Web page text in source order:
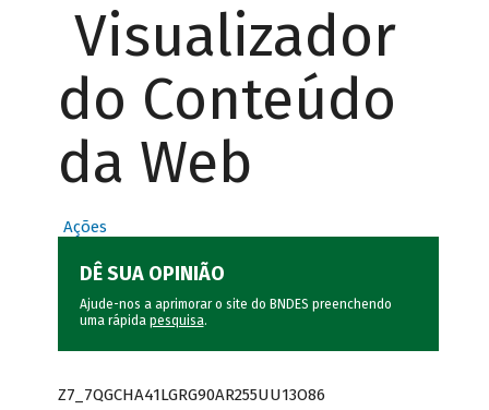
Visualizador
do Conteúdo
da Web
Ações
DÊ SUA OPINIÃO
Ajude-nos a aprimorar o site do BNDES preenchendo
uma rápida pesquisa.
Z7_7QGCHA41LGRG90AR255UU13O86